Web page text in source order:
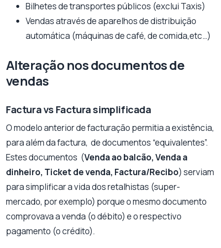
Bilhetes de transportes públicos (exclui Taxis)
Vendas através de aparelhos de distribuição
automática (máquinas de café, de comida,etc…)
Alteração nos documentos de
vendas
Factura vs Factura simplificada
O modelo anterior de facturação permitia a existência,
para além da factura, de documentos “equivalentes”.
Estes documentos (Venda ao balcão, Venda a
dinheiro, Ticket de venda, Factura/Recibo) serviam
para simplificar a vida dos retalhistas (super-
mercado, por exemplo) porque o mesmo documento
comprovava a venda (o débito) e o respectivo
pagamento (o crédito).